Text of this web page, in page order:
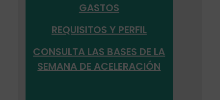
GASTOS
REQUISITOS Y PERFIL
CONSULTA LAS BASES DE LA
SEMANA DE ACELERACIÓN